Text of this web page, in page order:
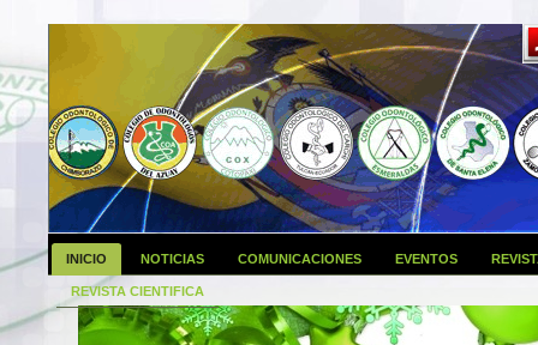
INICIO NOTICIAS COMUNICACIONES EVENTOS
REVISTA CIENTIFICA